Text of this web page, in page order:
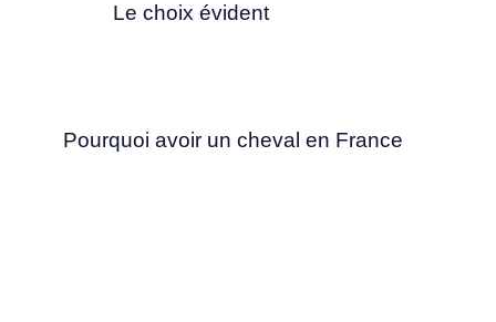
Le choix évident
Pourquoi avoir un cheval en France